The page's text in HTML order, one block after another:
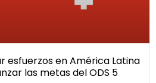
esfuerzos en América Latina
las metas del ODS 5